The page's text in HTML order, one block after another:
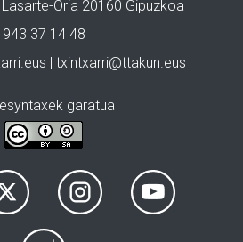
Oria 20160 Gipuzkoa
943 37 14 48
| txintxarri@ttakun.eus
garatua